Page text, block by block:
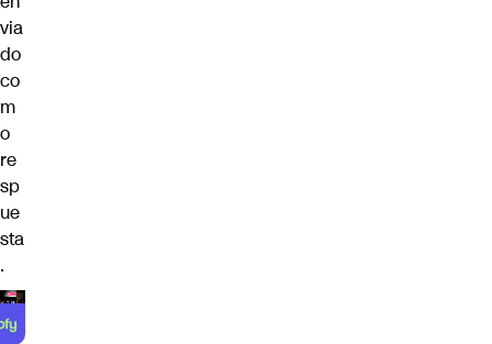
via
do
co
m
o
re
sp
ue
sta
.